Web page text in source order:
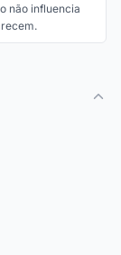
não influencia